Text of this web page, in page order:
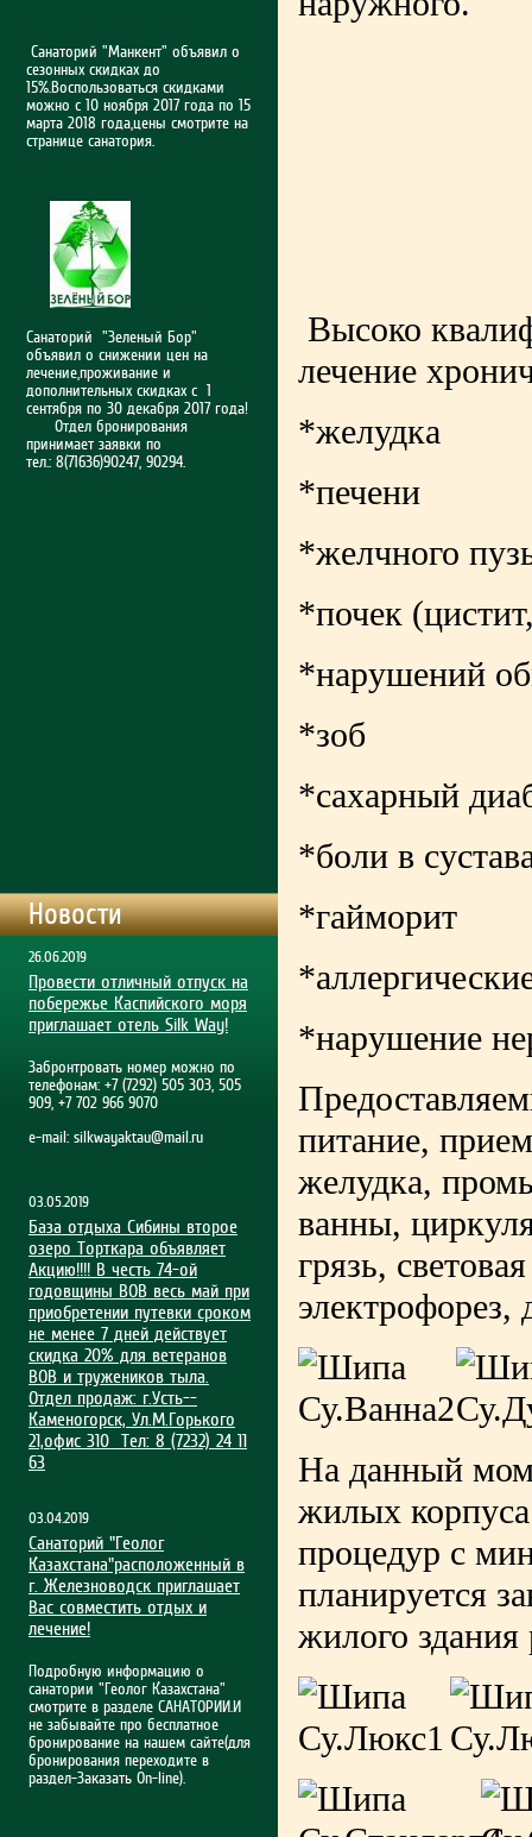
Санаторий "Манкент" объявил о
сезонных скидках до
15%.Воспользоваться скидками
можно с 10 ноября 2017 года по 15
марта 2018 года,цены смотрите на
странице санатория.
Санаторий "Зеленый Бор"
объявил о снижении цен на
лечение,проживание и
дополнительных скидках с 1
сентября по 30 декабря 2017 года!
Отдел бронирования
принимает заявки по
тел.: 8(71636)90247, 90294.
Новости
26.06.2019
Провести отличный отпуск на
побережье Каспийского моря
приглашает отель Silk Way!
Забронтровать номер можно по
телефонам: +7 (7292) 505 303, 505
909, +7 702 966 9070
e-mail: silkwayaktau@mail.ru
03.05.2019
База отдыха Сибины второе
озеро Торткара объявляет
Акцию!!!! В честь 74-ой
годовщины ВОВ весь май при
приобрет­ении путевки сроком
не менее 7 дней действует
скидка 20% для ветеранов
ВОВ и тружеников тыла.
Отдел продаж: г.Усть-­
Каменогорск, Ул.М.Гор­ького
21,офис 310 Тел: 8 (7232) 24 11
63
03.04.2019
Санаторий "Геолог
Казахстана"расположенный в
г. Железноводск приглашает
Вас совместить отдых и
лечение!
Подробную информацию о
санатории "Геолог Казахстана"
смотрите в разделе САНАТОРИИ.И
не забывайте про бесплатное
бронирование на нашем сайте(для
бронирования переходите в
раздел-Заказать On-line).
Высоко
лечение
*желудка
*печени
*желчного
*почек
*нарушений
*зоб
*сахарный
*боли в
*гайморит
*нарушение
питание,
желудка,
ванны,
грязь,
На данный
жилых
процедур с
планируется
жилого здания